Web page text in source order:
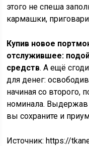
этого не спеша
кармашки,
Купив новое
отслужившее:
средств. А ещё
для денег:
начиная со второго,
номинала.
вы сохраните и
Источник:https://